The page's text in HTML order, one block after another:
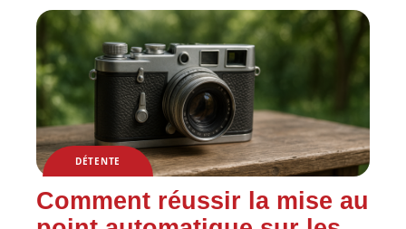
DÉTENTE
Comment réussir la mise au